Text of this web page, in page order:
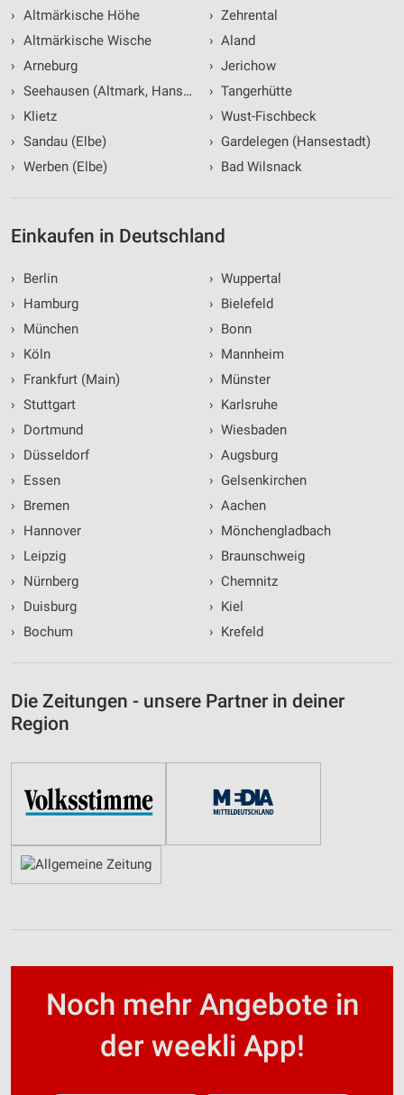
› Altmärkische Höhe
› Altmärkische Wische
› Arneburg
› Seehausen (Altmark, Hansestadt)
›
Klietz
› Sandau (Elbe)
› Werben (Elbe)
› Zehrental
› Aland
› Jerichow
› Tangerhütte
› Wust-Fischbeck
› Gardelegen (Hansestadt)
› Bad Wilsnack
Einkaufen in Deutschland
›
Berlin
›
Hamburg
›
München
›
Köln
›
Frankfurt (Main)
› Stuttgart
›
Dortmund
›
Düsseldorf
›
Essen
›
Bremen
›
Hannover
›
Leipzig
›
Nürnberg
›
Duisburg
›
Bochum
› Wuppertal
› Bielefeld
› Bonn
› Mannheim
› Münster
› Karlsruhe
› Wiesbaden
› Augsburg
› Gelsenkirchen
› Aachen
› Mönchengladbach
› Braunschweig
› Chemnitz
› Kiel
› Krefeld
Die Zeitungen - unsere Partner in deiner
Region
Noch mehr Angebote in
der weekli App!
Entwicklung und Verbesserung der Angebote
Verwendung reduzierter Daten zur Auswahl von
Inhalten
IAB-Besonderheiten:
Verwendung genauer Standortdaten
Nicht-IAB-Verarbeitungszwecke:
Performance
Funktional